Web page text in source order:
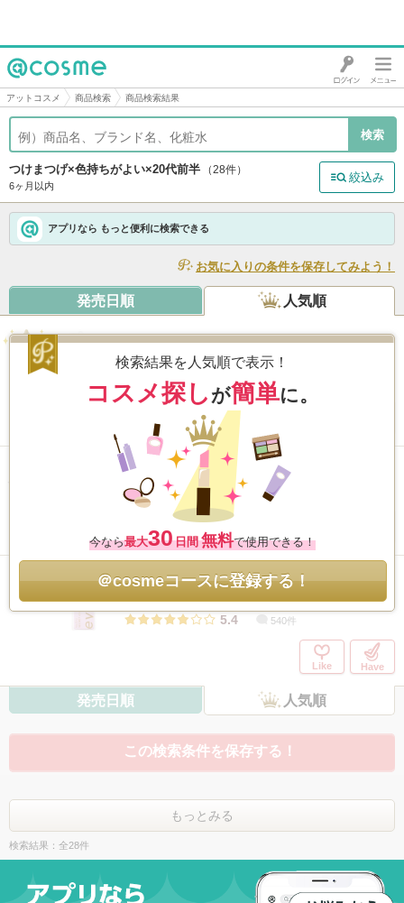
検索結果を人気順で表示！
コスメ探し が簡単に。
今なら最大30日間 無料で使用できる！
＠cosmeコースに登録する！
@cosme
アットコスメ 商品検索 商品検索結果
つけまつげ×色持ちがよい×20代前半 （28件）
6ヶ月以内
絞込み
アプリなら もっと便利に検索できる
お気に入りの条件を保存してみよう！
発売日順 人気順
アイラッシュフィクサーEX552/ D-UP(デ
ィーアップ)
5.6
6,182件
サロンアイラッシュ
/ ドーリーウインク
5.4
594件
ミッシュブルーミン アイラッシュ インフ
ィニティライン/ ミッシュブルーミン
5.4
540件
Like Have
発売日順 人気順
この検索条件を保存する！
もっとみる
検索結果：全28件